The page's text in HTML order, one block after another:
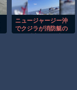
ニュージャージー沖
でクジラが消防艇の